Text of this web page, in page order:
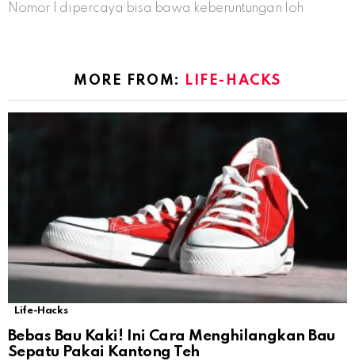
Nomor 1 dipercaya bisa bawa keberuntungan loh
MORE FROM: LIFE-HACKS
Life-Hacks
Bebas Bau Kaki! Ini Cara Menghilangkan Bau
Sepatu Pakai Kantong Teh